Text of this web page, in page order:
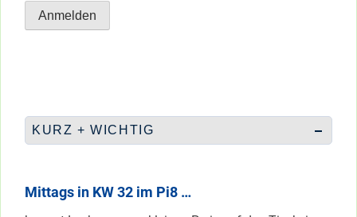
KURZ + WICHTIG
Mittags in KW 32 im Pi8 …